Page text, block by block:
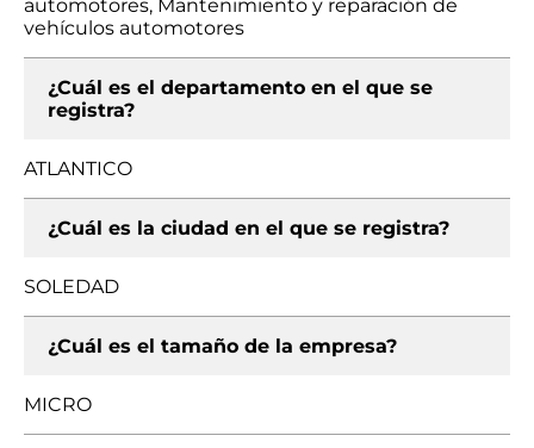
automotores, Mantenimiento y reparación de
vehículos automotores
¿Cuál es el departamento en el que se
registra?
ATLANTICO
¿Cuál es la ciudad en el que se registra?
SOLEDAD
¿Cuál es el tamaño de la empresa?
MICRO